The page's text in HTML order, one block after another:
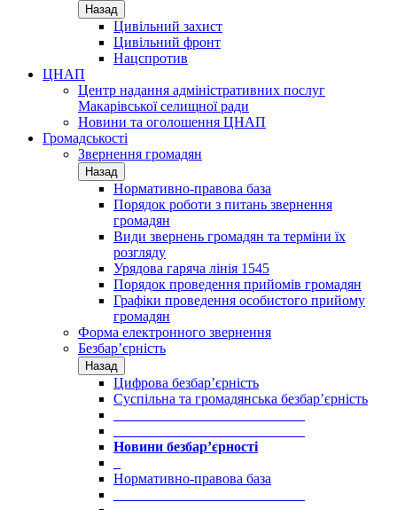
Назад
Цивільний захист
Цивільний фронт
Нацспротив
ЦНАП
Центр надання адміністративних послуг
Макарівської селищної ради
Новини та оголошення ЦНАП
Громадськості
Звернення громадян
Назад
Нормативно-правова база
Порядок роботи з питань звернення
громадян
Види звернень громадян та терміни їх
розгляду
Урядова гаряча лінія 1545
Порядок проведення прийомів громадян
Графіки проведення особистого прийому
громадян
Форма електронного звернення
Безбар’єрність
Назад
Цифрова безбар’єрність
Суспільна та громадянська безбар’єрність
Новини безбар’єрності
Нормативно-правова база